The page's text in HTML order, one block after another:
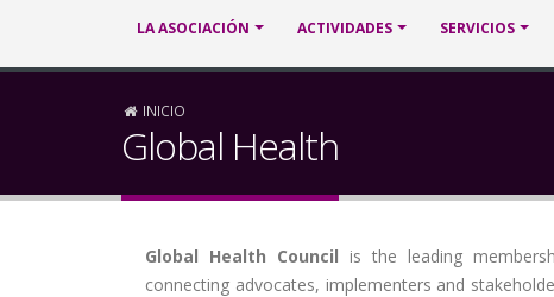
Navegación
principal
LA ASOCIACIÓN ACTIVIDADES SERVICIOS
Sobrescribir
enlaces
ayuda
INICIO
Global Health
Global Health Council is the leading
connecting advocates, implementers and